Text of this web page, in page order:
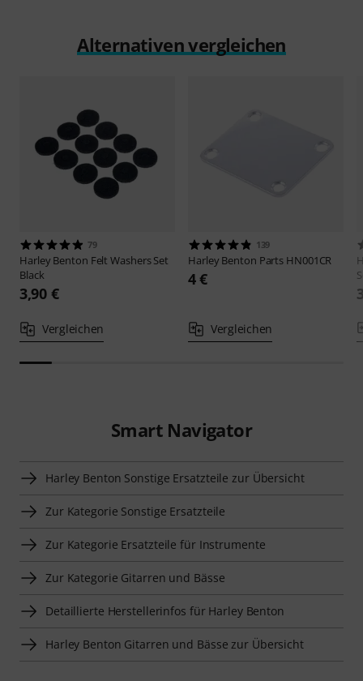
Alternativen vergleichen
79
Harley Benton Felt Washers Set
Black
3,90 €
Vergleichen
139
Harley Benton Parts HN001CR
4 €
Vergleichen
Smart Navigator
Harley Benton Sonstige Ersatzteile zur Übersicht
Zur Kategorie Sonstige Ersatzteile
Zur Kategorie Ersatzteile für Instrumente
Zur Kategorie Gitarren und Bässe
Detaillierte Herstellerinfos für Harley Benton
Harley Benton Gitarren und Bässe zur Übersicht